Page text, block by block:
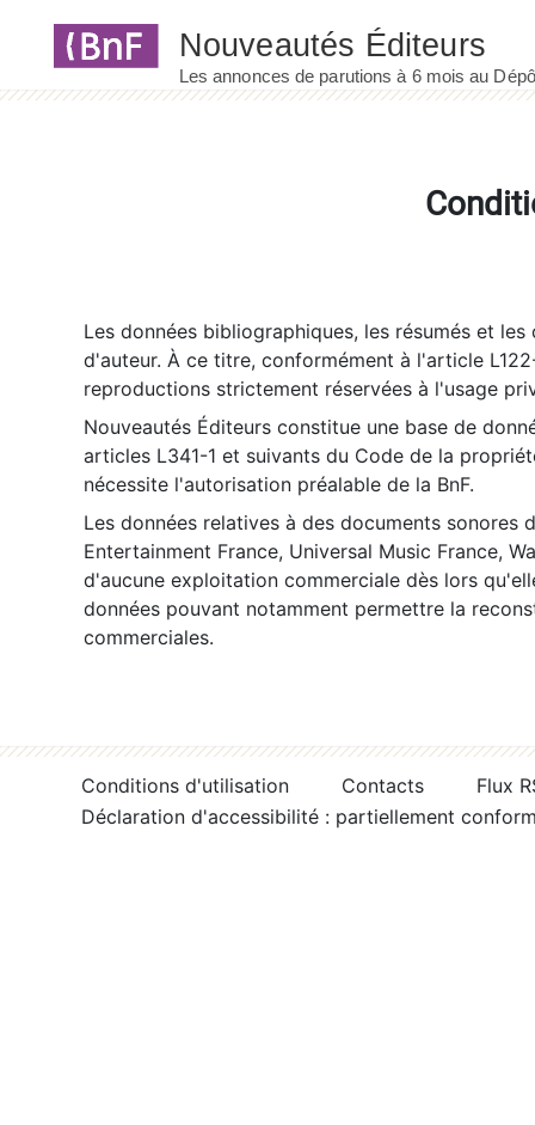
Les données bibliographiques, les résumés et
d'auteur. À ce titre, conformément à l'article
reproductions strictement réservées à l'usage
Nouveautés Éditeurs constitue une base de
articles L341-1 et suivants du Code de la
nécessite l'autorisation préalable de la BnF.
Les données relatives à des documents sonores
Entertainment France, Universal Music France,
d'aucune exploitation commerciale dès lors
données pouvant notamment permettre la
commerciales.
Conditions d'utilisation Contacts
Flux
Déclaration d'accessibilité : partiellement